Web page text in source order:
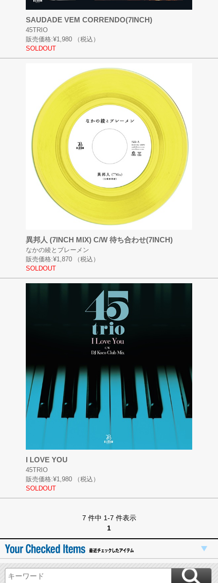
SAUDADE VEM CORRENDO(7INCH)
45TRIO
販売価格:¥1,980
（税込）
SOLDOUT
異邦人 (7INCH MIX) C/W 待ち合わせ(7INCH)
なかの綾とブレーメン
販売価格:¥1,870
（税込）
SOLDOUT
I LOVE YOU
45TRIO
販売価格:¥1,980
（税込）
SOLDOUT
7 件中 1-7 件表示
1